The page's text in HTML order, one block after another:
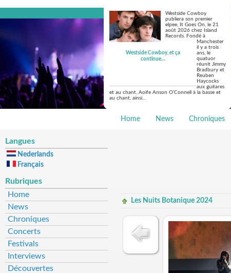
Westside Cowboy, et ça
continue…
Westside Cowboy
publiera son premier
elpee, It Goes On, le 21
août 2026 chez Island
Records. Fondé à
Manchester
il y a trois
ans, le
quatuor
réunit Jimmy
Bradbury et
Reuben
Haycocks
aux guitares
et au chant, Aoife Anson O’Connell à la basse et
au chant, ainsi…
Home News Chroniques
Langues
Nederlands
Français
Rubriques
Home
News
Chroniques
Concerts
Festivals
Interviews
Découvertes
Les Nuits Botanique 2024